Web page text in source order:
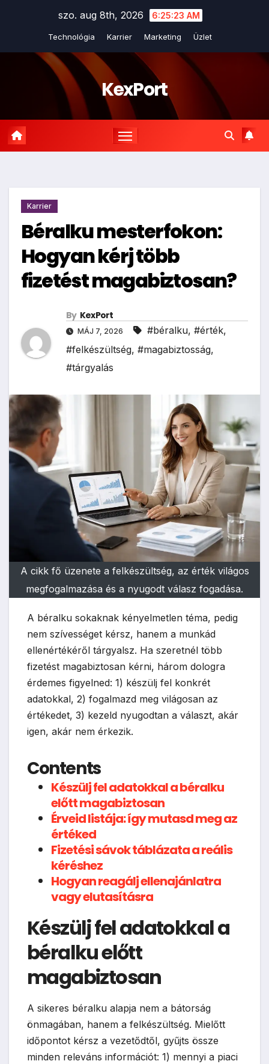
szo. aug 8th, 2026 6:25:24 AM
Technológia Karrier Marketing Üzlet
KexPort
Karrier
Béralku mesterfokon:
Hogyan kérj több
fizetést magabiztosan?
By KexPort
MÁJ 7, 2026 #béralku, #érték,
#felkészültség, #magabiztosság,
#tárgyalás
A cikk fő üzenete a felkészültség, az érték világos
megfogalmazása és a nyugodt válasz fogadása.
A béralku sokaknak kényelmetlen téma, pedig
nem szívességet kérsz, hanem a munkád
ellenértékéről tárgyalsz. Ha szeretnél több
fizetést magabiztosan kérni, három dologra
érdemes figyelned: 1) készülj fel konkrét
adatokkal, 2) fogalmazd meg világosan az
értékedet, 3) kezeld nyugodtan a választ, akár
igen, akár nem érkezik.
Contents
Készülj fel adatokkal a béralku
előtt magabiztosan
Érveid listája: így mutasd meg az
értéked
Fizetési sávok táblázata a reális
kéréshez
Hogyan reagálj ellenajánlatra
vagy elutasításra
Készülj fel adatokkal a
béralku előtt
magabiztosan
A sikeres béralku alapja nem a bátorság
önmagában, hanem a felkészültség. Mielőtt
időpontot kérsz a vezetődtől, gyűjts össze
minden releváns információt: 1) mennyi a piaci